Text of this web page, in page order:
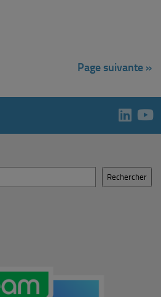
Page suivante »
Rechercher